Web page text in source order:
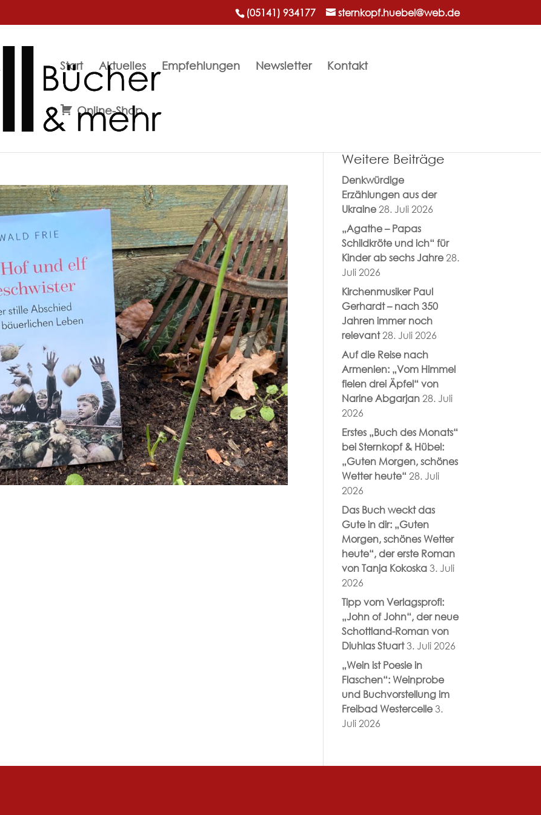
(05141) 934177 sternkopf.huebel@web.de
Start Aktuelles Empfehlungen Newsletter Kontakt
Online-Shop
Weitere Beiträge
Denkwürdige
Erzählungen aus der
Ukraine28. Juli 2026
„Agathe – Papas
Schildkröte und ich“ für
Kinder ab sechs Jahre28.
Juli 2026
Kirchenmusiker Paul
Gerhardt – nach 350
Jahren immer noch
relevant28. Juli 2026
Auf die Reise nach
Armenien: „Vom Himmel
fielen drei Äpfel“ von
Narine Abgarjan28. Juli
2026
Erstes „Buch des Monats“
bei Sternkopf & Hübel:
„Guten Morgen, schönes
Wetter heute“ 28. Juli
2026
Das Buch weckt das
Gute in dir: „Guten
Morgen, schönes Wetter
heute“, der erste Roman
von Tanja Kokoska3. Juli
2026
Tipp vom Verlagsprofi:
„John of John“, der neue
Schottland-Roman von
Diuhlas Stuart3. Juli 2026
„Wein ist Poesie in
Flaschen“: Weinprobe
und Buchvorstellung im
Freibad Westercelle3.
Juli 2026